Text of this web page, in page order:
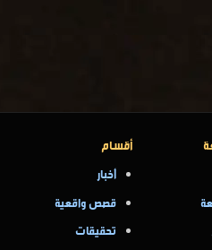
أقسام
أخبار
قصص واقعية
تحقيقات